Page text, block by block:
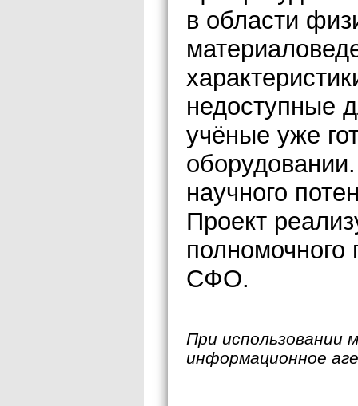
в области
недоступные
учёные уже
научного
Проект
полномочного
СФО.
При использовании
информационное